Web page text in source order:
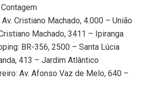
Av. Cristiano Machado, 4.000 – União
Machado, 3411 – Ipiranga
BR-356, 2500 – Santa Lúcia
413 – Jardim Atlântico
Av. Afonso Vaz de Melo, 640 –